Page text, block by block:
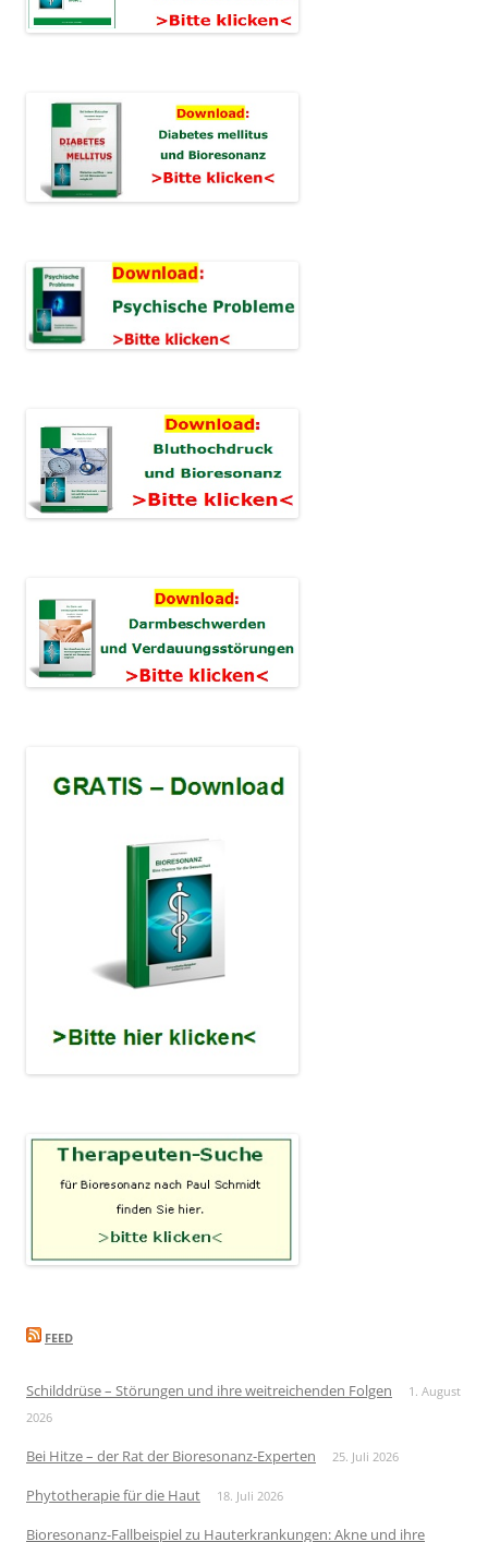
FEED
Schilddrüse – Störungen und ihre weitreichenden Folgen
1. August
2026
Bei Hitze – der Rat der Bioresonanz-Experten 25. Juli 2026
Phytotherapie für die Haut 18. Juli 2026
Bioresonanz-Fallbeispiel zu Hauterkrankungen: Akne und ihre